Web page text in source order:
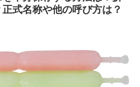
式名称や他の呼び方は？